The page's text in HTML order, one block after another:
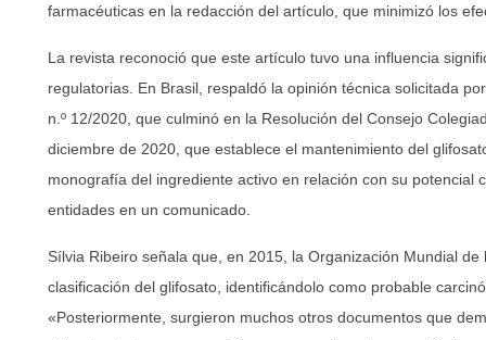
farmacéuticas en la redacción del artículo, que minimizó los
La revista reconoció que este artículo tuvo una influencia
regulatorias. En Brasil, respaldó la opinión técnica solicitada
n.º 12/2020, que culminó en la Resolución del Consejo
diciembre de 2020, que establece el mantenimiento del
monografía del ingrediente activo en relación con su potencial
entidades en un comunicado.
Sílvia Ribeiro señala que, en 2015, la Organización Mundial
clasificación del glifosato, identificándolo como probable
«Posteriormente, surgieron muchos otros documentos que